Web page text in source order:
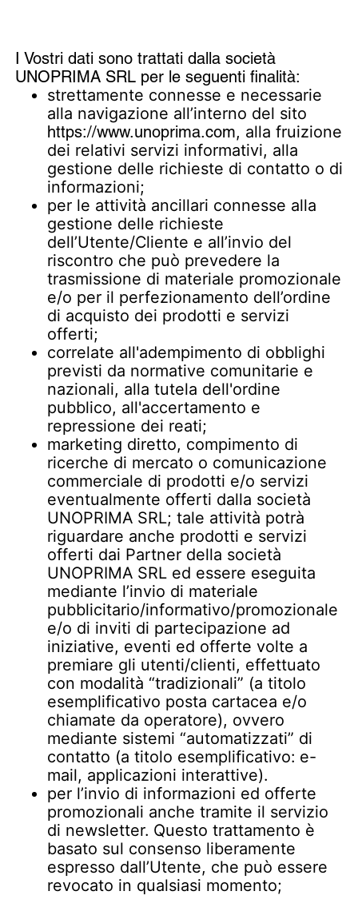
I Vostri dati sono trattati dalla società
UNOPRIMA SRL per le seguenti finalità:
strettamente connesse e necessarie
alla navigazione all’interno del sito
https://www.unoprima.com, alla fruizione
dei relativi servizi informativi, alla
gestione delle richieste di contatto o di
informazioni;
per le attività ancillari connesse alla
gestione delle richieste
dell’Utente/Cliente e all’invio del
riscontro che può prevedere la
trasmissione di materiale promozionale
e/o per il perfezionamento dell’ordine
di acquisto dei prodotti e servizi
offerti;
correlate all'adempimento di obblighi
previsti da normative comunitarie e
nazionali, alla tutela dell'ordine
pubblico, all'accertamento e
repressione dei reati;
marketing diretto, compimento di
ricerche di mercato o comunicazione
commerciale di prodotti e/o servizi
eventualmente offerti dalla società
UNOPRIMA SRL; tale attività potrà
riguardare anche prodotti e servizi
offerti dai Partner della società
UNOPRIMA SRL ed essere eseguita
mediante l’invio di materiale
pubblicitario/informativo/promozionale
e/o di inviti di partecipazione ad
iniziative, eventi ed offerte volte a
premiare gli utenti/clienti, effettuato
con modalità “tradizionali” (a titolo
esemplificativo posta cartacea e/o
chiamate da operatore), ovvero
mediante sistemi “automatizzati” di
contatto (a titolo esemplificativo: e-
mail, applicazioni interattive).
per l’invio di informazioni ed offerte
promozionali anche tramite il servizio
di newsletter. Questo trattamento è
basato sul consenso liberamente
espresso dall’Utente, che può essere
revocato in qualsiasi momento;